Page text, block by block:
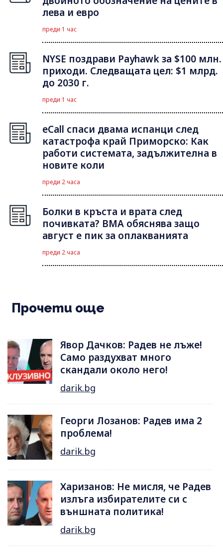
лева и евро
преди 1 час
NYSE поздрави Payhawk за $100 млн.
приходи. Следващата цел: $1 млрд.
до 2030 г.
преди 1 час
eCall спаси двама испанци след
катастрофа край Приморско: Как
работи системата, задължителна в
новите коли
преди 2 часа
Болки в кръста и врата след
почивката? ВМА обяснява защо
август е пик за оплакванията
преди 2 часа
Прочети още
Явор Дачков: Радев не лъже!
Само раздухват много
скандали около него!
darik.bg
Георги Лозанов: Радев има 2
проблема!
darik.bg
Харизанов: Не мисля, че Радев
излъга избирателите си с
външната политика!
darik.bg